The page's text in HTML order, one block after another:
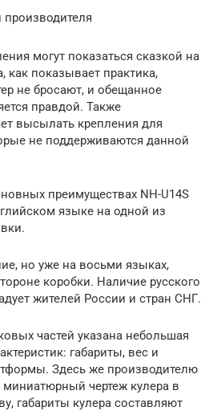
производителя
могут показаться сказкой на
как показывает практика,
не бросают, и обещанное
правдой. Также
высылать крепления для
не поддерживаются данной
преимуществах NH-U14S
языке на одной из
но уже на восьми языках,
коробки. Наличие русского
жителей России и стран СНГ.
частей указана небольшая
габариты, вес и
Здесь же производителю
чертеж кулера в
габариты кулера составляют